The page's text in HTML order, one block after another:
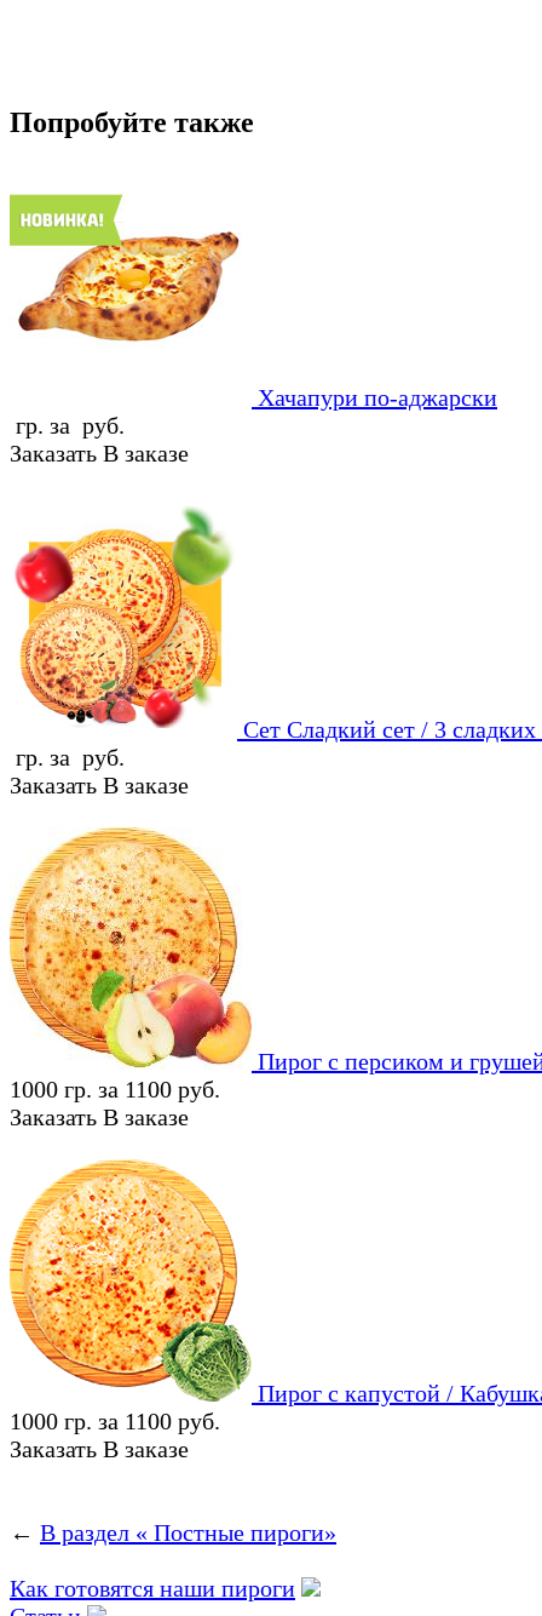
Попробуйте также
Хачапури по-аджарски
гр. за руб.
Заказать В заказе
Сет Сладкий сет / 3 сладких
гр. за руб.
Заказать В заказе
Пирог с персиком и
1000 гр. за 1100 руб.
Заказать В заказе
Пирог с капустой /
1000 гр. за 1100 руб.
Заказать В заказе
← В раздел « Постные пироги»
Как готовятся наши пироги